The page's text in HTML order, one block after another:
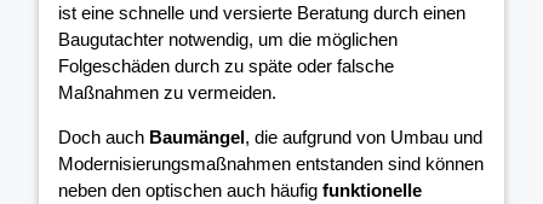
ist eine schnelle und versierte Beratung durch einen
Baugutachter notwendig, um die möglichen
Folgeschäden durch zu späte oder falsche
Maßnahmen zu vermeiden.
Doch auch Baumängel, die aufgrund von Umbau und
Modernisierungsmaßnahmen entstanden sind können
neben den optischen auch häufig funktionelle